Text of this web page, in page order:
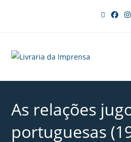
As relações
portuguesas